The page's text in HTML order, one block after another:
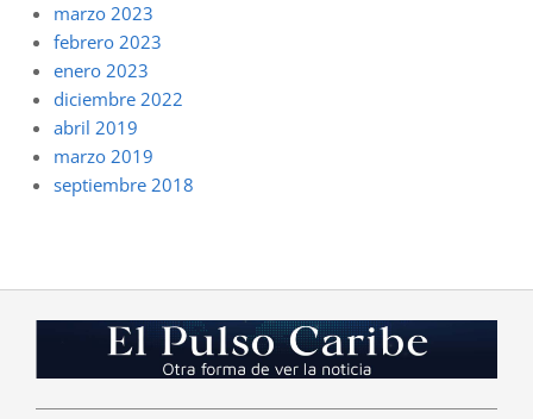
marzo 2023
febrero 2023
enero 2023
diciembre 2022
abril 2019
marzo 2019
septiembre 2018